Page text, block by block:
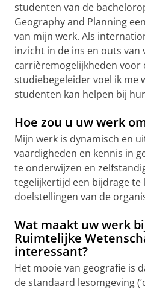
studenten van de
Geography and Planning
van mijn werk. Als
inzicht in de ins en outs van
carrièremogelijkheden voor
studiebegeleider voel ik me
studenten kan helpen bij
Hoe zou u uw werk
Mijn werk is dynamisch en
vaardigheden en kennis in
te onderwijzen en
tegelijkertijd een bijdrage te
doelstellingen van de
Wat maakt uw werk
Ruimtelijke
interessant?
Het mooie van geografie is
de standaard lesomgeving